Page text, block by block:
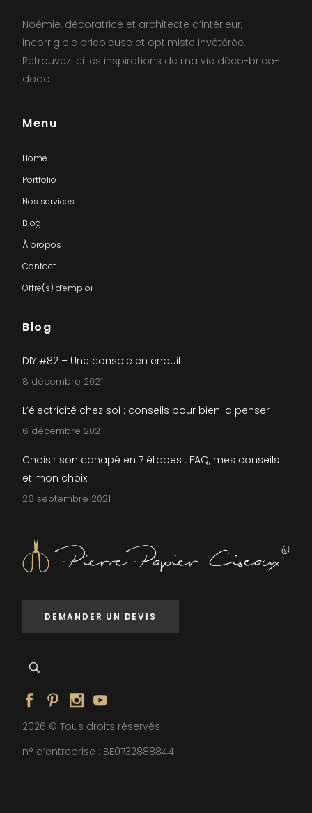
Noémie, décoratrice et architecte d’intérieur,
incorrigible bricoleuse et optimiste invétérée.
Retrouvez ici les inspirations de ma vie déco-brico-
dodo !
Menu
Home
Portfolio
Nos services
Blog
À propos
Contact
Offre(s) d’emploi
Blog
DIY #82 – Une console en enduit
8 décembre 2021
L’électricité chez soi : conseils pour bien la penser
6 décembre 2021
Choisir son canapé en 7 étapes : FAQ, mes conseils
et mon choix
26 septembre 2021
DEMANDER UN DEVIS
2026 © Tous droits réservés
n° d’entreprise : BE0732888844